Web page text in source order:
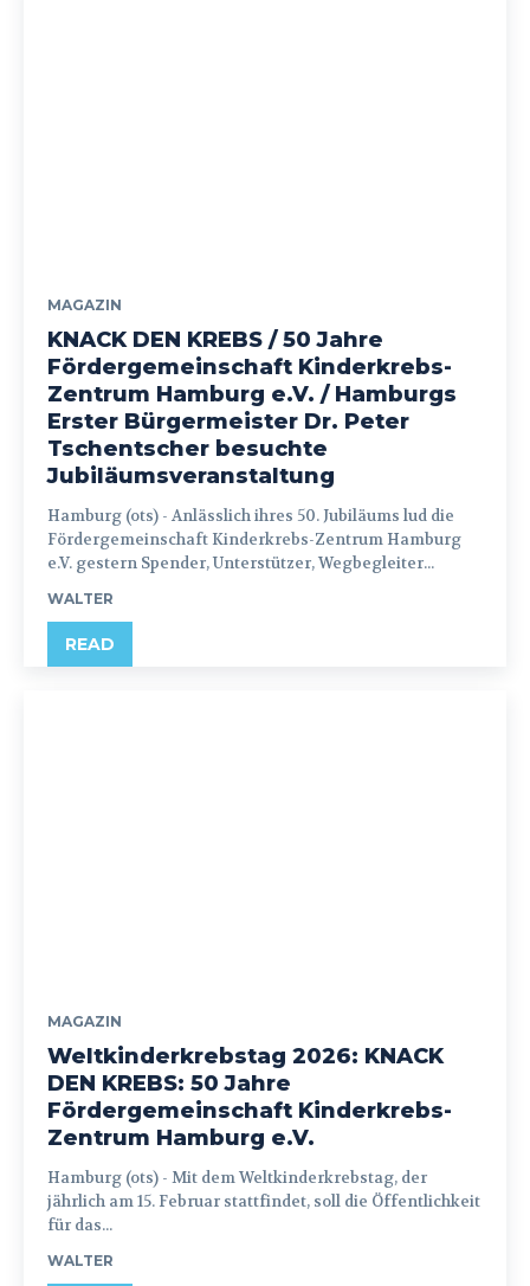
MAGAZIN
KNACK DEN KREBS / 50 Jahre
Fördergemeinschaft Kinderkrebs-
Zentrum Hamburg e.V. / Hamburgs
Erster Bürgermeister Dr. Peter
Tschentscher besuchte
Jubiläumsveranstaltung
Hamburg (ots) - Anlässlich ihres 50. Jubiläums lud die
Fördergemeinschaft Kinderkrebs-Zentrum Hamburg
e.V. gestern Spender, Unterstützer, Wegbegleiter...
WALTER
READ
MAGAZIN
Weltkinderkrebstag 2026: KNACK
DEN KREBS: 50 Jahre
Fördergemeinschaft Kinderkrebs-
Zentrum Hamburg e.V.
Hamburg (ots) - Mit dem Weltkinderkrebstag, der
jährlich am 15. Februar stattfindet, soll die Öffentlichkeit
für das...
WALTER